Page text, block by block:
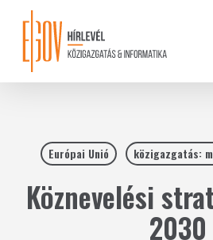
content
Európai Unió közigazgatás:
Köznevelési
2030